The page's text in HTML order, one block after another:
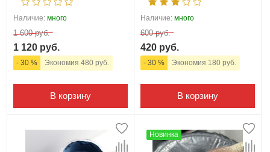
Наличие: много
1 600 руб.
1 120 руб.
- 30 % Экономия 480 руб.
В корзину
Наличие: много
600 руб.
420 руб.
- 30 % Экономия 180 руб.
В корзину
Новинка